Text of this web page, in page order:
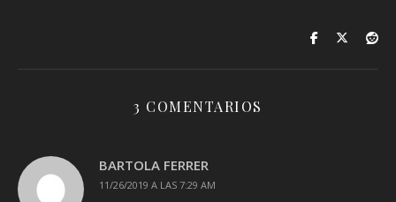
3 COMENTARIOS
BARTOLA FERRER
11/26/2019 A LAS 7:29 AM